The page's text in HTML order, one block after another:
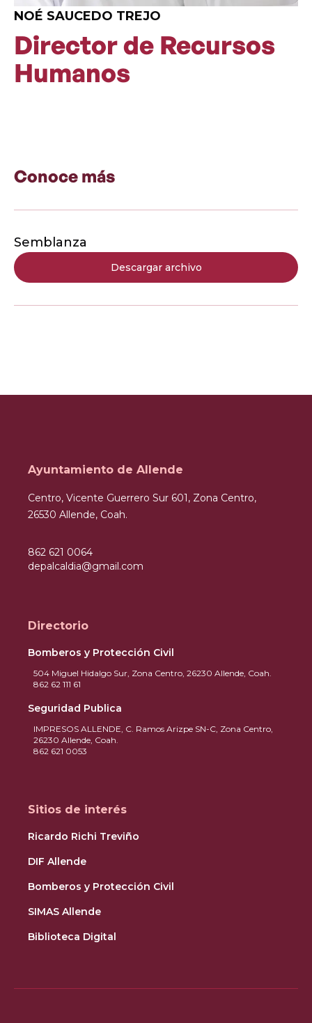
NOÉ SAUCEDO TREJO
Director de Recursos
Humanos
Conoce más
Semblanza
Descargar archivo
Ayuntamiento de Allende
Centro, Vicente Guerrero Sur 601, Zona Centro,
26530 Allende, Coah.
862 621 0064
depalcaldia@gmail.com
Directorio
Bomberos y Protección Civil
504 Miguel Hidalgo Sur, Zona Centro, 26230 Allende, Coah.
862 62 111 61
Seguridad Publica
IMPRESOS ALLENDE, C. Ramos Arizpe SN-C, Zona Centro,
26230 Allende, Coah.
862 621 0053
Sitios de interés
Ricardo Richi Treviño
DIF Allende
Bomberos y Protección Civil
SIMAS Allende
Biblioteca Digital